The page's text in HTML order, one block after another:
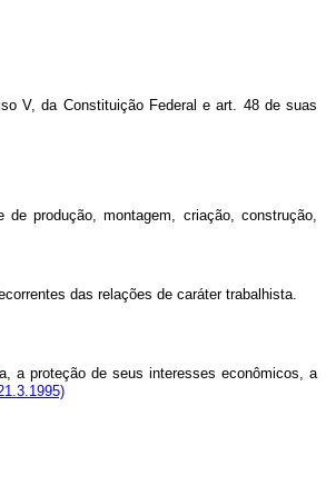
V, da Constituição Federal e art. 48 de suas
produção, montagem, criação, construção,
das relações de caráter trabalhista.
a proteção de seus interesses econômicos, a